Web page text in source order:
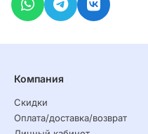
Компания
Скидки
Оплата/доставка/возврат